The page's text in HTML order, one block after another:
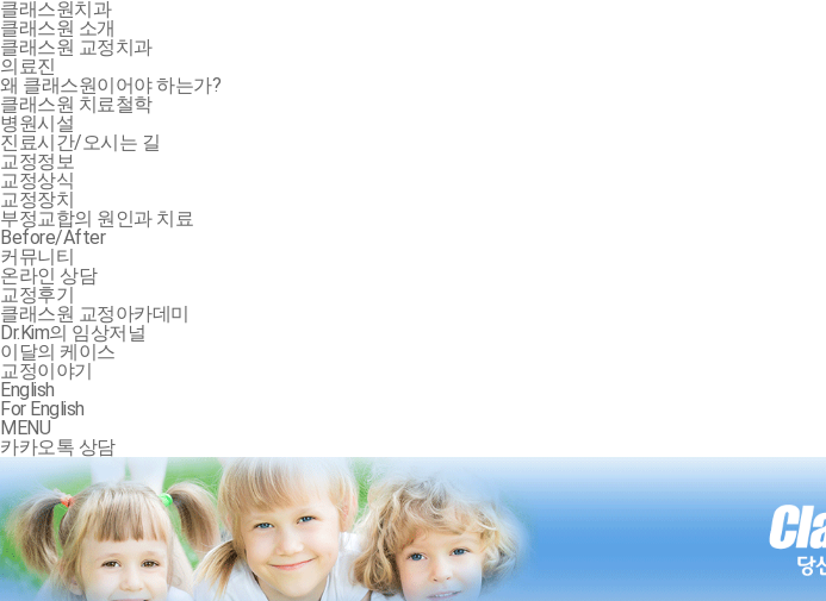
클래스원치과
클래스원 소개
클래스원 교정치과
의료진
왜 클래스원이어야 하는가?
클래스원 치료철학
병원시설
진료시간/오시는 길
교정정보
교정상식
교정장치
부정교합의 원인과 치료
Before/After
커뮤니티
온라인 상담
교정후기
클래스원 교정아카데미
Dr.Kim의 임상저널
이달의 케이스
교정이야기
English
For English
MENU
카카오톡 상담